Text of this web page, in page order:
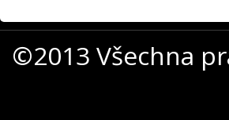
©2013 Všechna